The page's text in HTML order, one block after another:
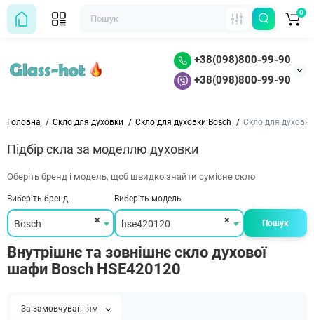
+38(098)800-99-90
+38(098)800-99-90
0
Головна Скло для духовки Скло для духовки Bosch Скло для
Підбір скла за моделлю духовки
Оберіть бренд і модель, щоб швидко знайти сумісне скло
Виберіть бренд
×
Bosch
Виберіть модель
×
hse420120 Пошук
Внутрішнє та зовнішнє скло духової
шафи Bosch HSE420120
За замовчуванням